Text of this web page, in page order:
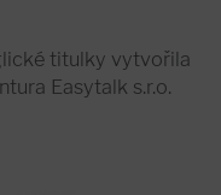
titulky vytvořila
Easytalk s.r.o.